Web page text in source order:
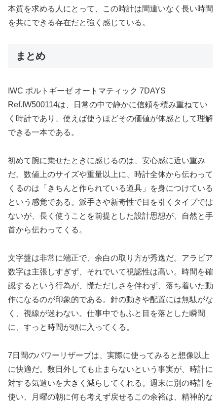
本質を求める人にとって、この時計は間違いなく長い時間
を共にできる存在だと強く感じている。
まとめ
IWC ポルトギーゼ オートマティック 7DAYS
Ref.IW500114は、日常の中で静かに信頼を積み重ねてい
く時計であり、使えば使うほどその価値が体感として理解
できる一本である。
初めて腕に乗せたときに感じるのは、安心感に近い重み
だ。数値上のサイズや重量以上に、時計全体から伝わって
くるのは「きちんと作られている道具」を身につけている
という感覚である。派手さや新奇性で目を引くタイプでは
ないが、長く使うことを前提とした設計思想が、自然と手
首から伝わってくる。
文字盤は非常に端正で、余白の取り方が秀逸だ。アラビア
数字は主張しすぎず、それでいて視認性は高い。時間を確
認するという行為が、慌ただしさを伴わず、落ち着いた動
作になるのが印象的である。針の動きや配置には無駄がな
く、視線が迷わない。仕事中でもふと目を落とした瞬間
に、すっと時間が頭に入ってくる。
7日間のパワーリザーブは、実際に使ってみると想像以上
に快適だ。数日外しても止まらないという事実が、時計に
対する気遣いを大きく減らしてくれる。週末に別の時計を
使い、月曜の朝に何も考えず戻せるこの余裕は、精神的な